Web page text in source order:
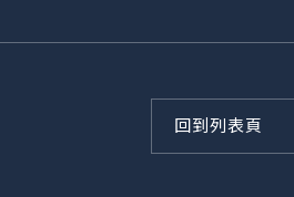
回到列表頁